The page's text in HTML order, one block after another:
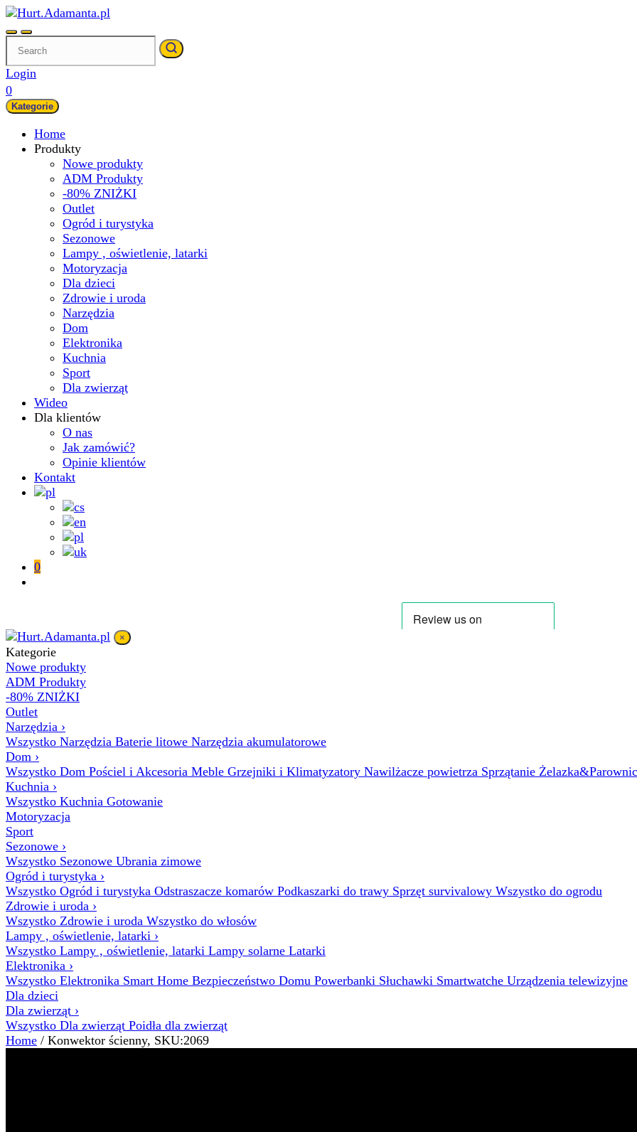
Skip
to
Login
0
Kategorie
Home
Produkty
Nowe produkty
ADM Produkty
-80% ZNIŻKI
Outlet
Ogród i turystyka
Sezonowe
Lampy , oświetlenie, latarki
Motoryzacja
Dla dzieci
Zdrowie i uroda
Narzędzia
Dom
Elektronika
Kuchnia
Sport
Dla zwierząt
Wideo
Dla klientów
O nas
Jak zamówić?
Opinie klientów
Kontakt
0
×
Kategorie
Nowe produkty
ADM Produkty
-80% ZNIŻKI
Outlet
Narzędzia ›
Wszystko Narzędzia Baterie litowe Narzędzia akumulatorowe
Dom ›
Wszystko Dom Pościel i Akcesoria Meble Grzejniki i Klimatyzatory Nawilżacze powietrza Sprzątanie
Kuchnia ›
Wszystko Kuchnia Gotowanie
Motoryzacja
Sport
Sezonowe ›
Wszystko Sezonowe Ubrania zimowe
Ogród i turystyka ›
Wszystko Ogród i turystyka Odstraszacze komarów Podkaszarki do trawy Sprzęt survivalowy Wszystko do ogrodu
Zdrowie i uroda ›
Wszystko Zdrowie i uroda Wszystko do włosów
Lampy , oświetlenie, latarki ›
Wszystko Lampy , oświetlenie, latarki Lampy solarne Latarki
Elektronika ›
Wszystko Elektronika Smart Home Bezpieczeństwo Domu Powerbanki Słuchawki Smartwatche Urządzenia telewizyjne
Dla dzieci
Dla zwierząt ›
Wszystko Dla zwierząt Poidła dla zwierząt
Home / Konwektor ścienny, SKU:2069